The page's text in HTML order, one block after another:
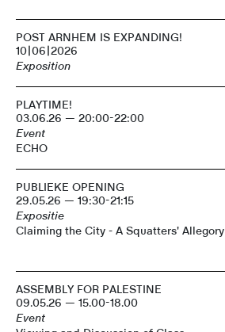
POST ARNHEM IS EXPANDING!
10|06|2026
Exposition
PLAYTIME!
03.06.26 — 20:00-22:00
Event
ECHO
PUBLIEKE OPENING
29.05.26 — 19:30-21:15
Expositie
Claiming the City - A Squatters' Allegory
ASSEMBLY FOR PALESTINE
09.05.26 — 15.00-18.00
Event